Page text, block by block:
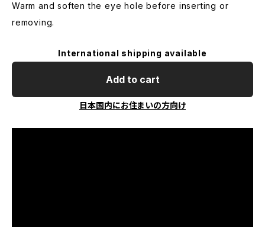
Warm and soften the eye hole before inserting or
removing.
International shipping available
Add to cart
日本国内にお住まいの方向け